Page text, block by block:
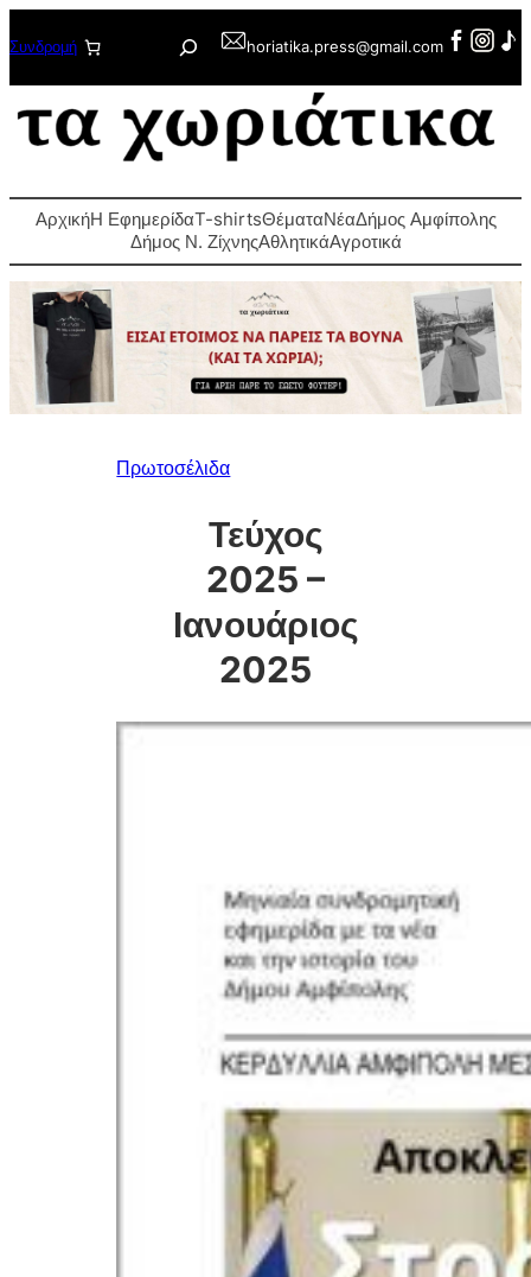
στο
περιεχόμενο
Συνδρομή Αναζήτησηhoriatika.press@gmail.com
ΑρχικήΗ ΕφημερίδαT-shirtsΘέματαΝέαΔήμος Αμφίπολης
Δήμος Ν. ΖίχνηςΑθλητικάΑγροτικά
Πρωτοσέλιδα
Τεύχος
2025 –
Ιανουάριος
2025